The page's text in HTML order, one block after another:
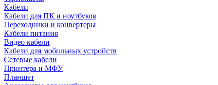
Кабели
Кабели для ПК и ноутбуков
Переходники и конвертеры
Кабели питания
Видео кабели
Кабели для мобильных устройств
Сетевые кабели
Принтера и МФУ
Планшет